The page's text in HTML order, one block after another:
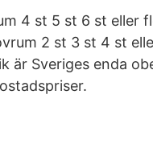
4 st 5 st 6 st eller
2 st 3 st 4 st
är Sveriges enda